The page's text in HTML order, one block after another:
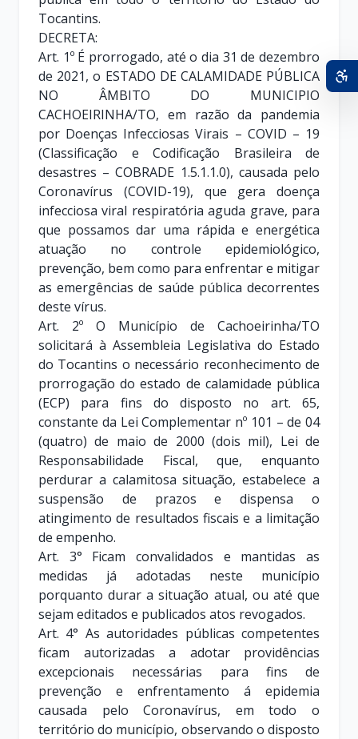
Tocantins.
DECRETA:
Art. 1º É prorrogado, até o dia 31 de dezembro
de 2021, o ESTADO DE CALAMIDADE PÚBLICA
NO ÂMBITO DO MUNICIPIO
CACHOEIRINHA/TO, em razão da pandemia
por Doenças Infecciosas Virais – COVID – 19
(Classificação e Codificação Brasileira de
desastres – COBRADE 1.5.1.1.0), causada pelo
Coronavírus (COVID-19), que gera doença
infecciosa viral respiratória aguda grave, para
que possamos dar uma rápida e energética
atuação no controle epidemiológico,
prevenção, bem como para enfrentar e mitigar
as emergências de saúde pública decorrentes
deste vírus.
Art. 2º O Município de Cachoeirinha/TO
solicitará à Assembleia Legislativa do Estado
do Tocantins o necessário reconhecimento de
prorrogação do estado de calamidade pública
(ECP) para fins do disposto no art. 65,
constante da Lei Complementar nº 101 – de 04
(quatro) de maio de 2000 (dois mil), Lei de
Responsabilidade Fiscal, que, enquanto
perdurar a calamitosa situação, estabelece a
suspensão de prazos e dispensa o
atingimento de resultados fiscais e a limitação
de empenho.
Art. 3° Ficam convalidados e mantidas as
medidas já adotadas neste município
porquanto durar a situação atual, ou até que
sejam editados e publicados atos revogados.
Art. 4° As autoridades públicas competentes
ficam autorizadas a adotar providências
excepcionais necessárias para fins de
prevenção e enfrentamento á epidemia
causada pelo Coronavírus, em todo o
território do município, observando o disposto